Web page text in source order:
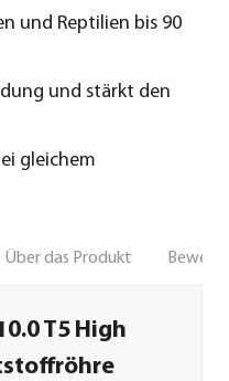
und Reptilien bis 90
und stärkt den
gleichem
Über das Produkt
T5 High